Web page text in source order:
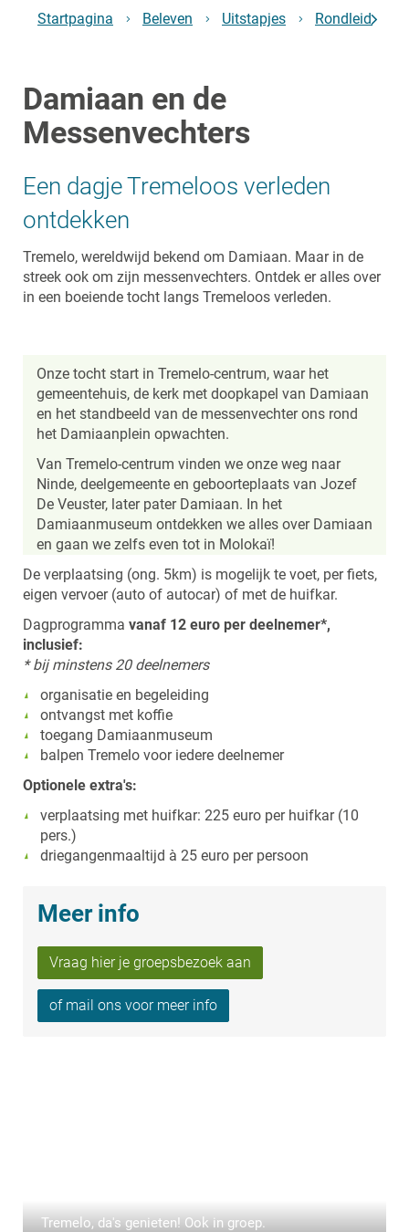
Startpagina Beleven Uitstapjes
Damiaan en de
Messenvechters
Een dagje Tremeloos verleden
ontdekken
Tremelo, wereldwijd bekend om Damiaan. Maar in de
streek ook om zijn messenvechters. Ontdek er alles over
in een boeiende tocht langs Tremeloos verleden.
Onze tocht start in Tremelo-centrum, waar het
gemeentehuis, de kerk met doopkapel van Damiaan
en het standbeeld van de messenvechter ons rond
het Damiaanplein opwachten.
Van Tremelo-centrum vinden we onze weg naar
Ninde, deelgemeente en geboorteplaats van Jozef
De Veuster, later pater Damiaan. In het
Damiaanmuseum ontdekken we alles over Damiaan
en gaan we zelfs even tot in Molokaï!
De verplaatsing (ong. 5km) is mogelijk te voet, per fiets,
eigen vervoer (auto of autocar) of met de huifkar.
Dagprogramma vanaf 12 euro per deelnemer*,
inclusief:
* bij minstens 20 deelnemers
organisatie en begeleiding
ontvangst met koffie
toegang Damiaanmuseum
balpen Tremelo voor iedere deelnemer
Optionele extra's:
verplaatsing met huifkar: 225 euro per huifkar (10
pers.)
driegangenmaaltijd à 25 euro per persoon
Meer info
Vraag hier je groepsbezoek aan
of mail ons voor meer info
Tremelo, da's genieten! Ook in groep.